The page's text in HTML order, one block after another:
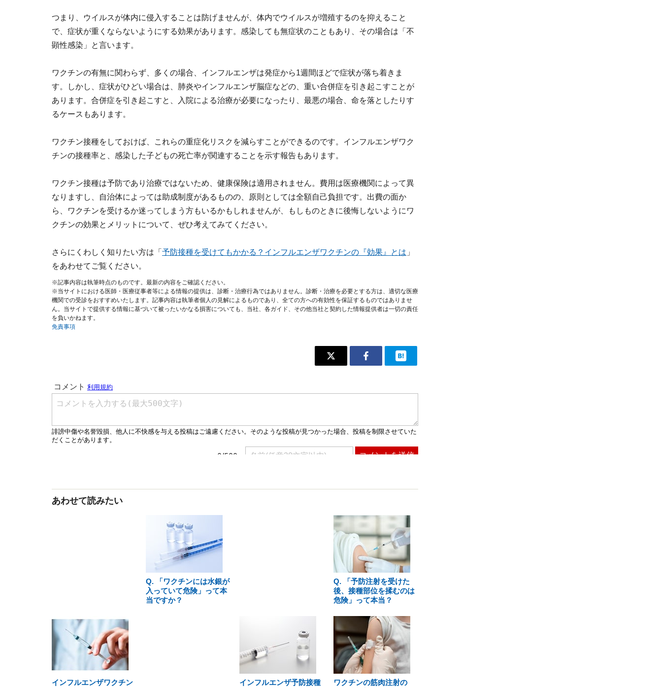
つまり、ウイルスが体内に侵入することは防げませんが、体内でウイルスが増殖するのを抑えること
で、症状が重くならないようにする効果があります。感染しても無症状のこともあり、その場合は「不
顕性感染」と言います。
ワクチンの有無に関わらず、多くの場合、インフルエンザは発症から1週間ほどで症状が落ち着きま
す。しかし、症状がひどい場合は、肺炎やインフルエンザ脳症などの、重い合併症を引き起こすことが
あります。合併症を引き起こすと、入院による治療が必要になったり、最悪の場合、命を落としたりす
るケースもあります。
ワクチン接種をしておけば、これらの重症化リスクを減らすことができるのです。インフルエンザワク
チンの接種率と、感染した子どもの死亡率が関連することを示す報告もあります。
ワクチン接種は予防であり治療ではないため、健康保険は適用されません。費用は医療機関によって異
なりますし、自治体によっては助成制度があるものの、原則としては全額自己負担です。出費の面か
ら、ワクチンを受けるか迷ってしまう方もいるかもしれませんが、もしものときに後悔しないようにワ
クチンの効果とメリットについて、ぜひ考えてみてください。
さらにくわしく知りたい方は「 予防接種を受けてもかかる？インフルエンザワクチンの『効果』とは 」
をあわせてご覧ください。
※記事内容は執筆時点のものです。最新の内容をご確認ください。
※当サイトにおける医師・医療従事者等による情報の提供は、診断・治療行為ではありません。診断・治療を必要とする方は、適切な医療
機関での受診をおすすめいたします。記事内容は執筆者個人の見解によるものであり、全ての方への有効性を保証するものではありませ
ん。当サイトで提供する情報に基づいて被ったいかなる損害についても、当社、各ガイド、その他当社と契約した情報提供者は一切の責任
を負いかねます。
免責事項
あわせて読みたい
Q. 「ワクチンには水銀が
入っていて危険」って本
当ですか？
Q. 「予防注射を受けた
後、接種部位を揉むのは
危険」って本当？
インフルエンザワクチン
インフルエンザ予防接種
ワクチンの筋肉注射の